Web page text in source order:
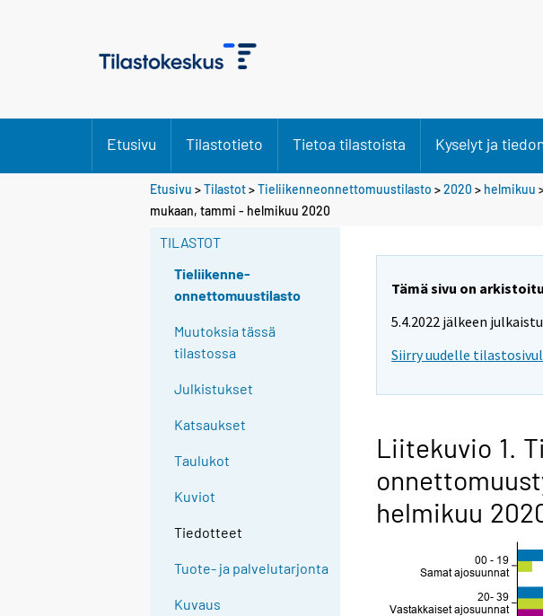
Etusivu Tilastotieto Tietoa tilastoista Kyselyt ja
Etusivu >Tilastot>Tieliikenneonnettomuustilasto >2020 > helmikuu
mukaan, tammi - helmikuu 2020
TILASTOT
Tieliikenne-
onnettomuustilasto
Muutoksia tässä
tilastossa
Julkistukset
Katsaukset
Taulukot
Kuviot
Tiedotteet
Tuote- ja palvelutarjonta
Kuvaus
Tämä sivu on
5.4.2022 jälkeen
Siirry uudelle
Liitekuvio 1.
helmikuu